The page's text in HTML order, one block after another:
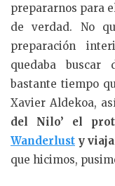
prepararnos para
de verdad. No
preparación
quedaba
bastante tiempo
Xavier Aldekoa,
del Nilo’ el
Wanderlust y
que hicimos,